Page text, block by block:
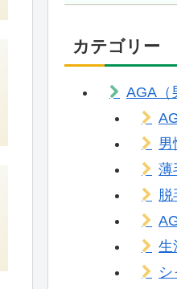
カテゴリー
AGA（
男
薄
脱
生